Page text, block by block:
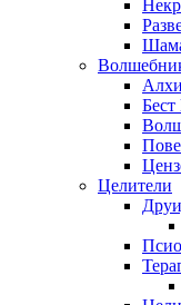
Бест
Целители